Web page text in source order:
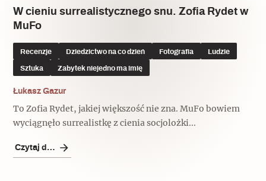
W cieniu surrealistycznego snu. Zofia Rydet w
MuFo
Recenzje Dziedzictwo na co dzień Fotografia Ludzie
Sztuka Zabytek niejedno ma imię
Łukasz Gazur
To Zofia Rydet, jakiej większość nie zna. MuFo bowiem
wyciągnęło surrealistkę z cienia socjolożki...
Czytaj dalej